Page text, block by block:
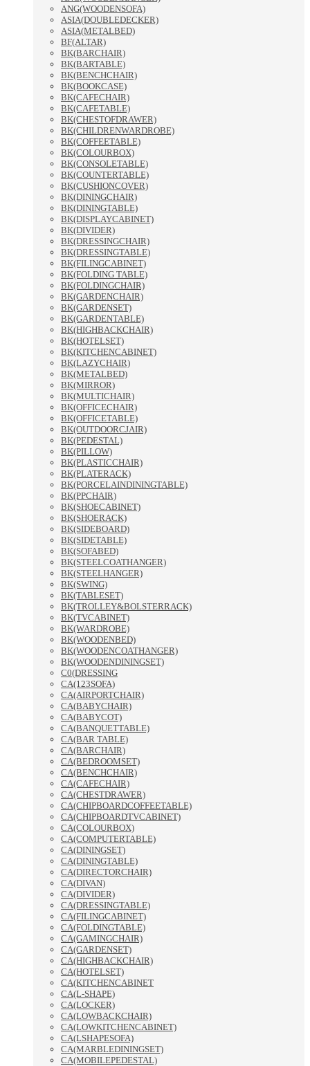
ANG(WOODENSOFA)
ASIA(DOUBLEDECKER)
ASIA(METALBED)
BF(ALTAR)
BK(BARCHAIR)
BK(BARTABLE)
BK(BENCHCHAIR)
BK(BOOKCASE)
BK(CAFECHAIR)
BK(CAFETABLE)
BK(CHESTOFDRAWER)
BK(CHILDRENWARDROBE)
BK(COFFEETABLE)
BK(COLOURBOX)
BK(CONSOLETABLE)
BK(COUNTERTABLE)
BK(CUSHIONCOVER)
BK(DININGCHAIR)
BK(DININGTABLE)
BK(DISPLAYCABINET)
BK(DIVIDER)
BK(DRESSINGCHAIR)
BK(DRESSINGTABLE)
BK(FILINGCABINET)
BK(FOLDING TABLE)
BK(FOLDINGCHAIR)
BK(GARDENCHAIR)
BK(GARDENSET)
BK(GARDENTABLE)
BK(HIGHBACKCHAIR)
BK(HOTELSET)
BK(KITCHENCABINET)
BK(LAZYCHAIR)
BK(METALBED)
BK(MIRROR)
BK(MULTICHAIR)
BK(OFFICECHAIR)
BK(OFFICETABLE)
BK(OUTDOORCJAIR)
BK(PEDESTAL)
BK(PILLOW)
BK(PLASTICCHAIR)
BK(PLATERACK)
BK(PORCELAINDININGTABLE)
BK(PPCHAIR)
BK(SHOECABINET)
BK(SHOERACK)
BK(SIDEBOARD)
BK(SIDETABLE)
BK(SOFABED)
BK(STEELCOATHANGER)
BK(STEELHANGER)
BK(SWING)
BK(TABLESET)
BK(TROLLEY&BOLSTERRACK)
BK(TVCABINET)
BK(WARDROBE)
BK(WOODENBED)
BK(WOODENCOATHANGER)
BK(WOODENDININGSET)
C0(DRESSING
CA(123SOFA)
CA(AIRPORTCHAIR)
CA(BABYCHAIR)
CA(BABYCOT)
CA(BANQUETTABLE)
CA(BAR TABLE)
CA(BARCHAIR)
CA(BEDROOMSET)
CA(BENCHCHAIR)
CA(CAFECHAIR)
CA(CHESTDRAWER)
CA(CHIPBOARDCOFFEETABLE)
CA(CHIPBOARDTVCABINET)
CA(COLOURBOX)
CA(COMPUTERTABLE)
CA(DININGSET)
CA(DININGTABLE)
CA(DIRECTORCHAIR)
CA(DIVAN)
CA(DIVIDER)
CA(DRESSINGTABLE)
CA(FILINGCABINET)
CA(FOLDINGTABLE)
CA(GAMINGCHAIR)
CA(GARDENSET)
CA(HIGHBACKCHAIR)
CA(HOTELSET)
CA(KITCHENCABINET
CA(L-SHAPE)
CA(LOCKER)
CA(LOWBACKCHAIR)
CA(LOWKITCHENCABINET)
CA(LSHAPESOFA)
CA(MARBLEDININGSET)
CA(MOBILEPEDESTAL)